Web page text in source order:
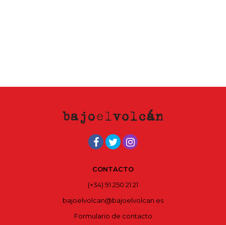
CONTACTO
(+34) 91 250 21 21
bajoelvolcan@bajoelvolcan.es
Formulario de contacto